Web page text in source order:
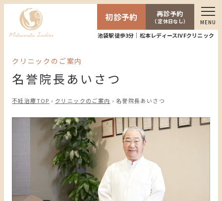
MENU
池袋駅徒歩3分｜松本レディースIVFクリニック
初診予約 再診予約
（ 定休日なし）
クリニックのご案内
名誉院長あいさつ
不妊治療TOP › クリニックのご案内 › 名誉院長あいさつ